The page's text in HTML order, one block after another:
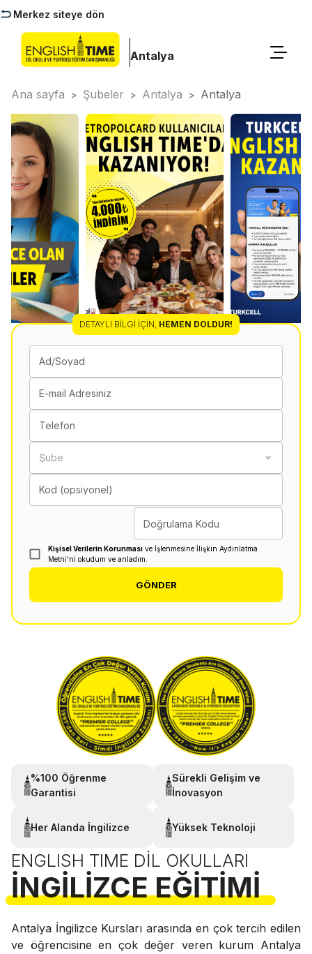
Merkez siteye dön
Antalya
Ana sayfa > Şubeler > Antalya > Antalya
DETAYLI BILGI İÇIN, HEMEN DOLDUR!
Ad/Soyad
E-mail Adresiniz
Telefon
Şube
Kod (opsiyonel)
Doğrulama Kodu
Kişisel Verilerin Korunması ve İşlenmesine İlişkin Aydınlatma
Metni'ni okudum ve anladım.
GÖNDER
%100 Öğrenme
Garantisi
Sürekli Gelişim ve
İnovasyon
Her Alanda İngilizce Yüksek Teknoloji
ENGLISH TIME DIL OKULLARI
İNGILIZCE EĞITIMI
Antalya İngilizce Kursları arasında en çok tercih edilen
ve öğrencisine en çok değer veren kurum Antalya